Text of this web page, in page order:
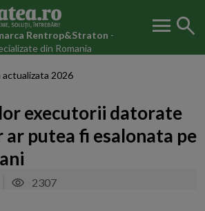
Rentrop&Straton -
din Romania
menu search
actualizata 2026
executorii datorate
putea fi esalonata pe
2307